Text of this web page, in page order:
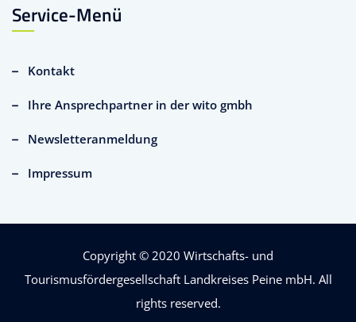
Service-Menü
Kontakt
Ihre Ansprechpartner in der wito gmbh
Newsletteranmeldung
Impressum
Copyright © 2020 Wirtschafts- und
Tourismusfördergesellschaft Landkreises Peine mbH. All
rights reserved.